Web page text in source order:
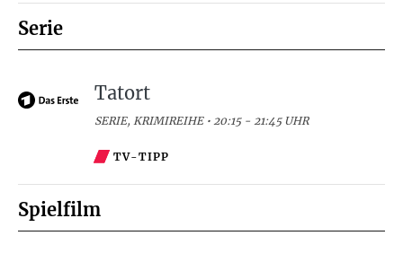
Serie
Tatort
SERIE, KRIMIREIHE • 20:15 - 21:45 UHR
TV-TIPP
Spielfilm